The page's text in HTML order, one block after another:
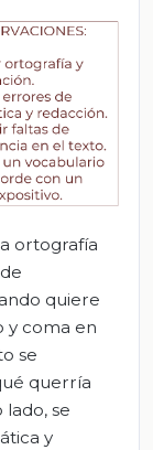
ortografía
quiere
y coma en
se
querría
se
y